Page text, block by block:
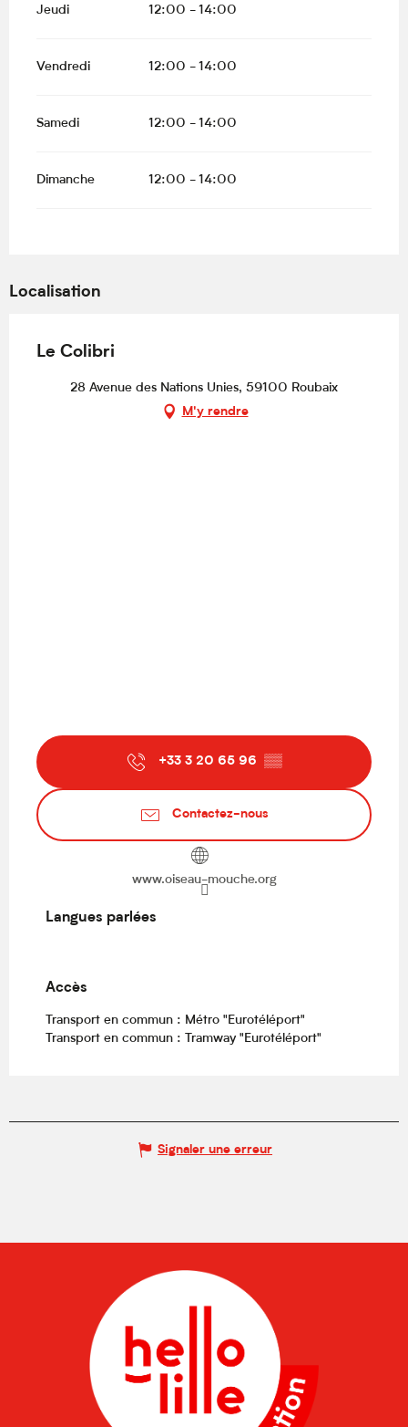
Jeudi 12:00 - 14:00
Vendredi 12:00 - 14:00
Samedi 12:00 - 14:00
Dimanche 12:00 - 14:00
Localisation
Le Colibri
28 Avenue des Nations Unies, 59100 Roubaix
M'y rendre
+33 3 20 65 96 ▒▒
Contactez-nous
www.oiseau-mouche.org
Langues parlées
Langues parlées
Accès
Accès
Transport en commun : Métro "Eurotéléport"
Transport en commun : Tramway "Eurotéléport"
Signaler une erreur